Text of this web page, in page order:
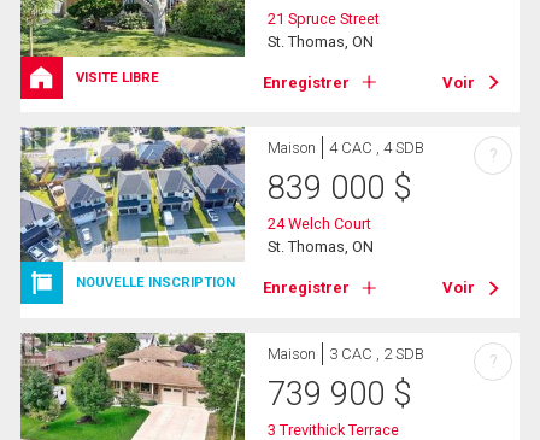
VISITE LIBRE
21 Spruce Street
St. Thomas, ON
Enregistrer Voir
NOUVELLE INSCRIPTION
Maison 4 CAC , 4 SDB
839 000 $
24 Welch Court
St. Thomas, ON
Enregistrer Voir
?
Maison 3 CAC , 2 SDB
739 900 $
3 Trevithick Terrace
?